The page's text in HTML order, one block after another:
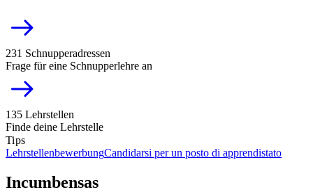
231 Schnupperadressen
Frage für eine Schnupperlehre an
135 Lehrstellen
Finde deine Lehrstelle
Tips
LehrstellenbewerbungCandidarsi per un posto di apprendistato
Incumbensas